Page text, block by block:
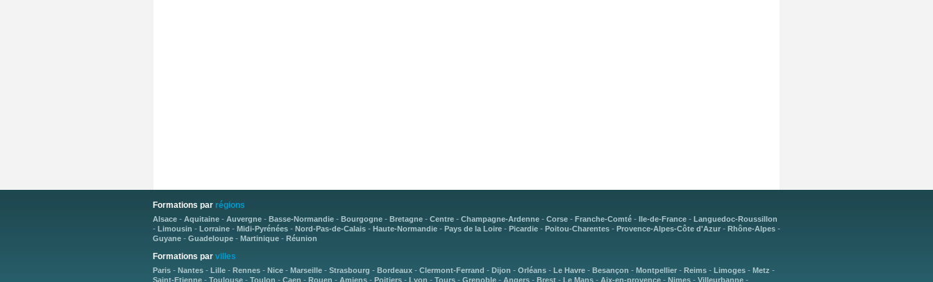
Formations par régions
Alsace- Aquitaine- Auvergne- Basse-Normandie- Bourgogne- Bretagne- Centre- Champagne-Ardenne- Corse- Franche-Comté- Ile-de-France- Languedoc-Roussillon
- Limousin - Lorraine- Midi-Pyrénées- Nord-Pas-de-Calais- Haute-Normandie- Pays de la Loire- Picardie- Poitou-Charentes- Provence-Alpes-Côte d'Azur- Rhône-Alpes-
Guyane- Guadeloupe- Martinique- Réunion
Formations par villes
Paris- Nantes- Lille- Rennes- Nice- Marseille- Strasbourg - Bordeaux- Clermont-Ferrand - Dijon - Orléans- Le Havre- Besançon - Montpellier- Reims- Limoges- Metz -
Saint-Etienne- Toulouse- Toulon - Caen - Rouen - Amiens- Poitiers- Lyon - Tours- Grenoble- Angers- Brest- Le Mans- Aix-en-provence- Nimes- Villeurbanne-